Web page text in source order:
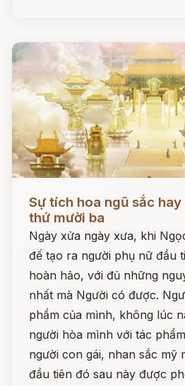
Sự tích hoa ngũ sắc
thứ mười ba
Ngày xửa ngày xưa, khi
đế tạo ra người phụ nữ đầu
hoàn hảo, với đủ những
nhất mà Người có được.
phẩm của mình, không lúc
người hòa mình với tác
người con gái, nhan sắc mỹ
đầu tiên đó sau này được